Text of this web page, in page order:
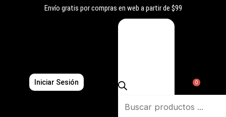
Envío gratis por compras en web a partir de $99
Iniciar Sesión
Búsqueda
0